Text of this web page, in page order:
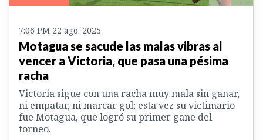
7:06 PM 22 ago. 2025
Motagua se sacude las malas vibras al
vencer a Victoria, que pasa una pésima
racha
Victoria sigue con una racha muy mala sin ganar,
ni empatar, ni marcar gol; esta vez su victimario
fue Motagua, que logró su primer gane del
torneo.